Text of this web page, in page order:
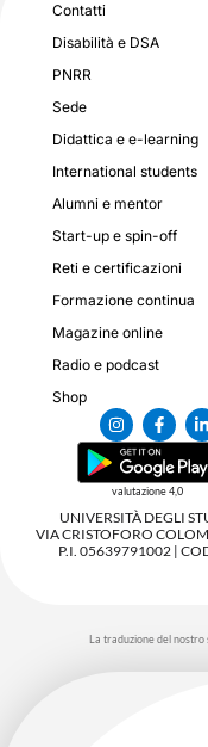
Contatti
Disabilità e DSA
PNRR
Sede
Didattica e e-learning
International students
Alumni e mentor
Start-up e spin-off
Reti e certificazioni
Formazione continua
Magazine online
Radio e podcast
Shop
valutazione 4,0
UNIVERSITÀ DEGLI
VIA CRISTOFORO
P.I. 05639791002 |
La traduzione del nostro